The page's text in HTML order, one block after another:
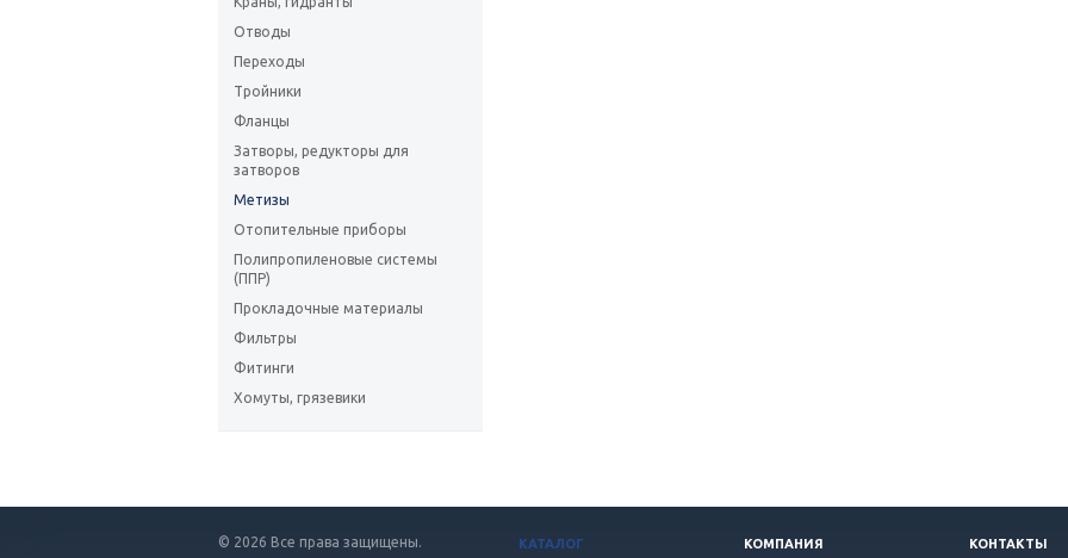
Отводы
Переходы
Тройники
Фланцы
Затворы, редукторы для
затворов
Метизы
Отопительные приборы
Полипропиленовые системы
(ППР)
Прокладочные материалы
Фильтры
Фитинги
Хомуты, грязевики
© 2026 Все права защищены. КАТАЛОГ КОМПАНИЯ КОНТАКТЫ